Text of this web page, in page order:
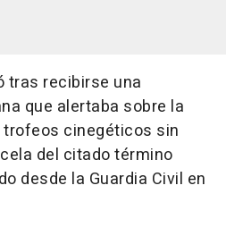
tras recibirse una
que alertaba sobre la
cinegéticos sin
del citado término
desde la Guardia Civil en